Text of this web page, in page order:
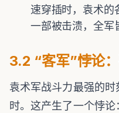
速穿插时，袁术的
一部被击溃，全军
3.2 “客军”悖论
袁术军战斗力最强的
时。这产生了一个悖论